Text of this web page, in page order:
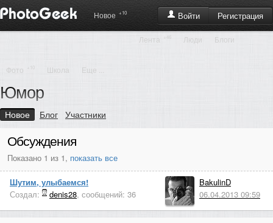
Войти Регистрация
Новое +10
Лента +46 Люди Блоги
Фото Школа Еще ...
Юмор
Новое Блог Участники
Обсуждения
Показано 1 из 1, показать все
Шутим, улыбаемся!
Создал:
denis28, сообщений: 36
BakulinD
06.04.2013 09:59